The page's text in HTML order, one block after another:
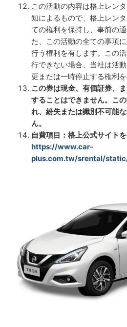
この活動の内容は格上レン
知によるもので、格上レン
ての権利を保持し、事前の
た、この活動の全ての事項
行う権利を有します。この
行できない場合、当社は活
更または一時停止する権利を
この券は現金、有価証券、
することはできません。こ
れ、紛失または識別不可能
ん。
自費項目：格上公式サイト
https://www.car-
plus.com.tw/srental/